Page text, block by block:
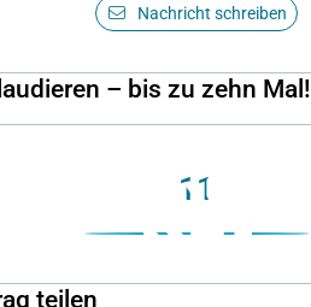
Nachricht schreiben
– bis zu zehn Mal!
11
teilen